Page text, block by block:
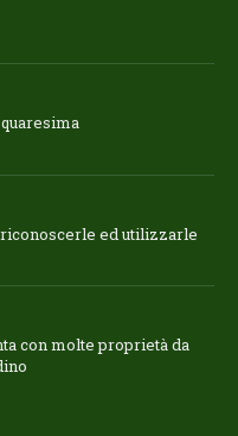
ed utilizzarle
con molte proprietà da